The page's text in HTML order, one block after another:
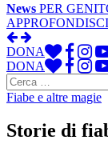
News PER
APPROFONDISCI
DONA
DONA
Ricerca
per:
Fiabe e altre magie
Storie di